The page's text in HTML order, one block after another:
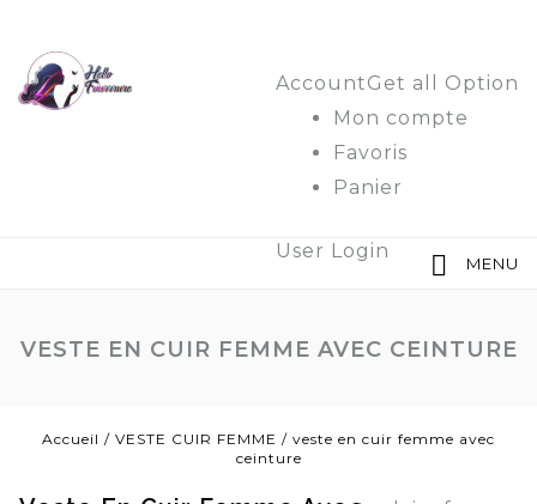
AccountGet all Option
Mon compte
Favoris
Panier
User Login
MENU
VESTE EN CUIR FEMME AVEC CEINTURE
Accueil / VESTE CUIR FEMME / veste en cuir femme avec
ceinture